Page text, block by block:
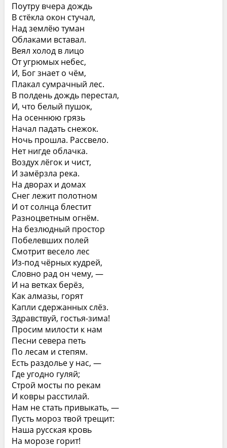
Поутру вчера дождь
В стёкла окон стучал,
Над землёю туман
Облаками вставал.
Веял холод в лицо
От угрюмых небес,
И, Бог знает о чём,
Плакал сумрачный лес.
В полдень дождь перестал,
И, что белый пушок,
На осеннюю грязь
Начал падать снежок.
Ночь прошла. Рассвело.
Нет нигде облачка.
Воздух лёгок и чист,
И замёрзла река.
На дворах и домах
Снег лежит полотном
И от солнца блестит
Разноцветным огнём.
На безлюдный простор
Побелевших полей
Смотрит весело лес
Из-под чёрных кудрей,
Словно рад он чему, —
И на ветках берёз,
Как алмазы, горят
Капли сдержанных слёз.
Здравствуй, гостья-зима!
Просим милости к нам
Песни севера петь
По лесам и степям.
Есть раздолье у нас, —
Где угодно гуляй;
Строй мосты по рекам
И ковры расстилай.
Нам не стать привыкать, —
Пусть мороз твой трещит:
Наша русская кровь
На морозе горит!